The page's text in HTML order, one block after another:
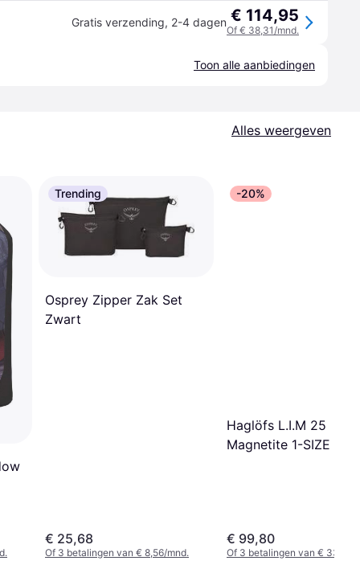
Gratis verzending, 2-4 dagen € 114,95
Of € 38,31/mnd.
Toon alle aanbiedingen
Alles weergeven
Trending
Osprey Zipper Zak Set
Zwart
€ 25,68
Of 3 betalingen van € 8,56/mnd.
-20%
Haglöfs L.I.M 25
Magnetite 1-SIZE
€ 99,80
Of 3 betalingen van € 33,26/